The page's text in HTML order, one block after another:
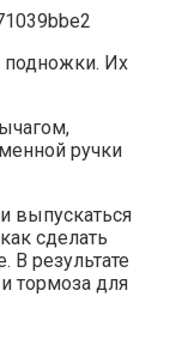
подножки. Их
ручки
выпускаться
сделать
В результате
тормоза для